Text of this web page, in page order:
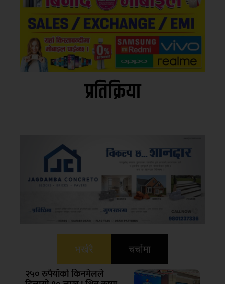
प्रतिक्रिया
भर्खरै चर्चामा
२५० रुपैयाँको किनमेलले